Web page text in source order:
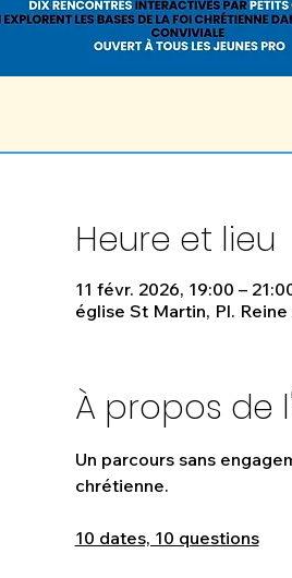
Heure et lieu
11 févr. 2026, 19:00 –
église St Martin, Pl.
À propos de
Un parcours sans
chrétienne.
10 dates, 10 questions